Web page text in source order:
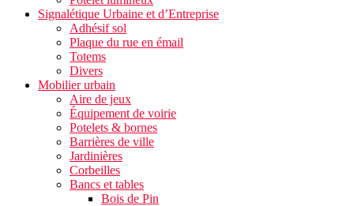
Signalétique Urbaine et d’Entreprise
Adhésif sol
Plaque du rue en émail
Totems
Divers
Mobilier urbain
Aire de jeux
Équipement de voirie
Potelets & bornes
Barrières de ville
Jardinières
Corbeilles
Bancs et tables
Bois de Pin